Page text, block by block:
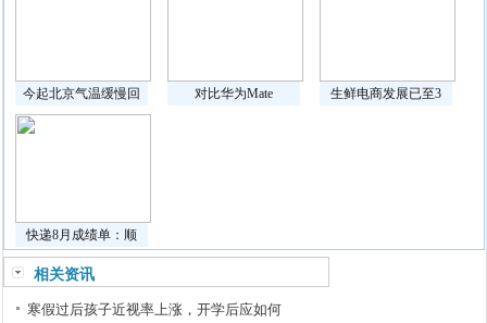
今起北京气温缓慢回 对比华为Mate 生鲜电商发展已至3
快递8月成绩单：顺
相关资讯
寒假过后孩子近视率上涨，开学后应如何